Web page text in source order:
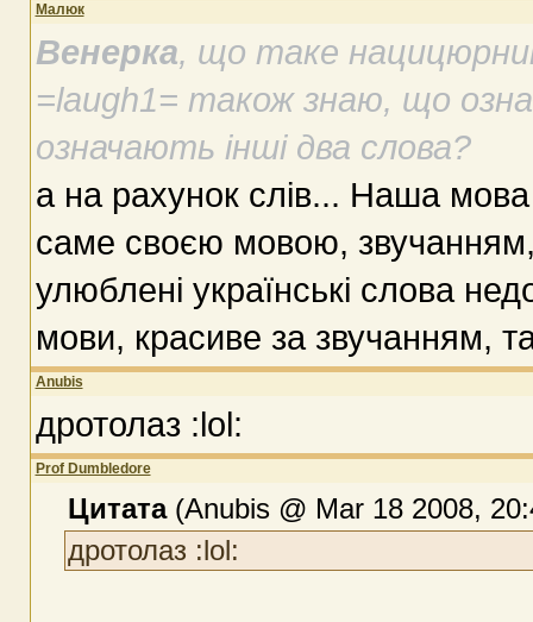
Малюк
Венерка, що таке
=laugh1= також знаю, що
означають інші два слова?
а на рахунок слів... Наша
саме своєю мовою,
улюблені українські слова
мови, красиве за звучанням,
Anubis
дротолаз :lol:
Prof Dumbledore
Цитата(Anubis @ Mar 18 2008,
дротолаз :lol: